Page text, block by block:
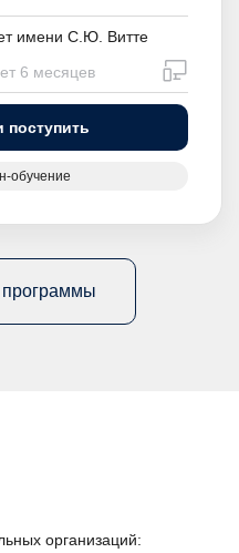
имени С.Ю. Витте
6 месяцев
поступить
обучение
программы
организаций: